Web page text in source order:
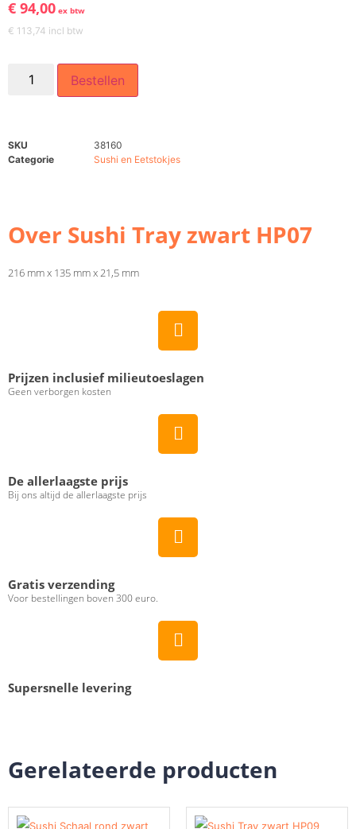
€ 94,00 ex btw
€ 113,74 incl btw
Bestellen
SKU
38160
Categorie
Sushi en Eetstokjes
Over Sushi Tray zwart HP07
216 mm x 135 mm x 21,5 mm
Prijzen inclusief milieutoeslagen
Geen verborgen kosten
De allerlaagste prijs
Bij ons altijd de allerlaagste prijs
Gratis verzending
Voor bestellingen boven 300 euro.
Supersnelle levering
Gerelateerde producten